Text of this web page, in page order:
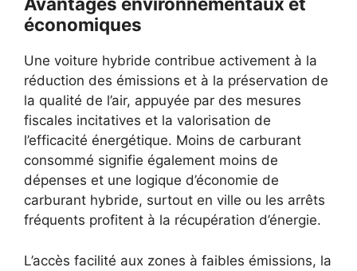
économiques
Une voiture hybride contribue activement à la
réduction des émissions et à la préservation de
la qualité de l’air, appuyée par des mesures
fiscales incitatives et la valorisation de
l’efficacité énergétique. Moins de carburant
consommé signifie également moins de
dépenses et une logique d’économie de
carburant hybride, surtout en ville ou les arrêts
fréquents profitent à la récupération d’énergie.
L’accès facilité aux zones à faibles émissions, la